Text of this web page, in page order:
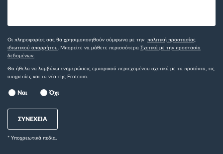
Οι πληροφορίες σας θα χρησιμοποιηθούν σύμφωνα με την πολιτική προστασίας
ιδιωτικού απορρήτου . Μπορείτε να μάθετε περισσότερα Σχετικά με την προστασία
δεδομένων.
Θα ήθελα να λαμβάνω ενημερώσεις εμπορικού περιεχομένου σχετικά με τα προϊόντα, τις
υπηρεσίες και τα νέα της Frotcom.
Ναι Όχι
ΣΥΝΕΧΕΙΑ
* Yποχρεωτικά πεδία.